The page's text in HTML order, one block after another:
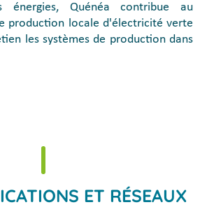
énergies, Quénéa contribue au
production locale d'électricité verte
les systèmes de production dans
ET RÉSEAUX